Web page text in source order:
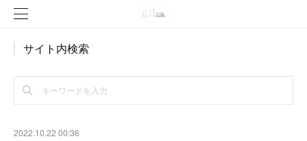
サイト内検索
2022.10.22 00:36